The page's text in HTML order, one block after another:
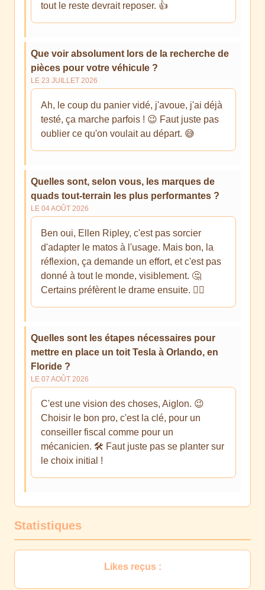
tout le reste devrait reposer. 👍
Que voir absolument lors de la recherche de
pièces pour votre véhicule ?
LE 23 JUILLET 2026
Ah, le coup du panier vidé, j'avoue, j'ai déjà
testé, ça marche parfois ! 😉 Faut juste pas
oublier ce qu'on voulait au départ. 😅
Quelles sont, selon vous, les marques de
quads tout-terrain les plus performantes ?
LE 04 AOÛT 2026
Ben oui, Ellen Ripley, c'est pas sorcier
d'adapter le matos à l'usage. Mais bon, la
réflexion, ça demande un effort, et c'est pas
donné à tout le monde, visiblement. 🤔
Certains préfèrent le drame ensuite. 🤷‍♂️
Quelles sont les étapes nécessaires pour
mettre en place un toit Tesla à Orlando, en
Floride ?
LE 07 AOÛT 2026
C'est une vision des choses, Aiglon. 😉
Choisir le bon pro, c'est la clé, pour un
conseiller fiscal comme pour un
mécanicien. 🛠️ Faut juste pas se planter sur
le choix initial !
Statistiques
Likes reçus :